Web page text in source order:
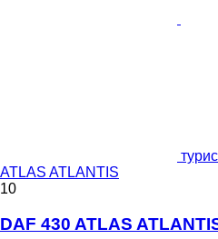
ATLAS ATLANTIS
10
DAF 430 ATLAS